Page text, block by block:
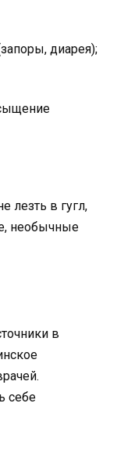
диарея);
лезть в гугл,
необычные
в
себе